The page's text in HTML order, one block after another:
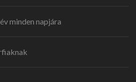
minden napjára